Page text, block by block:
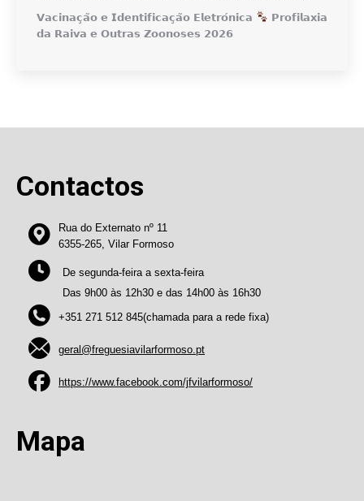
𝗩𝗮𝗰𝗶𝗻𝗮𝗰̧𝗮̃𝗼 𝗲 𝗜𝗱𝗲𝗻𝘁𝗶𝗳𝗶𝗰𝗮𝗰̧𝗮̃𝗼 𝗘𝗹𝗲𝘁𝗿𝗼́𝗻𝗶𝗰𝗮
𝗣𝗿𝗼𝗳𝗶𝗹𝗮𝘅𝗶𝗮
𝗱𝗮 𝗥𝗮𝗶𝘃𝗮 𝗲 𝗢𝘂𝘁𝗿𝗮𝘀 𝗭𝗼𝗼𝗻𝗼𝘀𝗲𝘀 𝟮𝟬𝟮𝟲
Contactos
Rua do Externato nº 11
6355-265, Vilar Formoso
De segunda-feira a sexta-feira
Das 9h00 às 12h30 e das 14h00 às 16h30
+351 271 512 845(chamada para a rede fixa)
geral@freguesiavilarformoso.pt
https://www.facebook.com/jfvilarformoso/
Mapa